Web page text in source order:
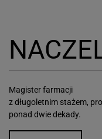
Magister farmacji
z długoletnim stażem,
ponad dwie dekady.